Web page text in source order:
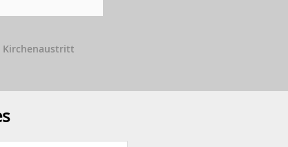
Kirchenaustritt